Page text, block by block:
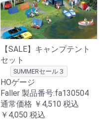
【SALE】キャンプテント
セット
SUMMERセール３
HOゲージ
Faller 製品番号:fa130504
通常価格 ￥4,510 税込
￥4,050 税込